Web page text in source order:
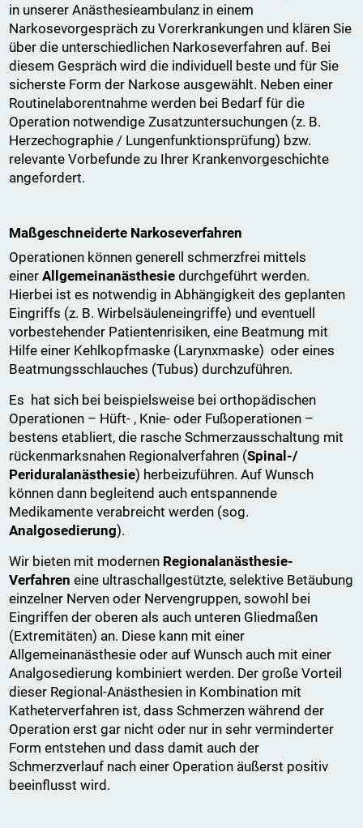
in unserer Anästhesieambulanz in einem
Narkosevorgespräch zu Vorerkrankungen und klären Sie
über die unterschiedlichen Narkoseverfahren auf. Bei
diesem Gespräch wird die individuell beste und für Sie
sicherste Form der Narkose ausgewählt. Neben einer
Routinelaborentnahme werden bei Bedarf für die
Operation notwendige Zusatzuntersuchungen (z. B.
Herzechographie / Lungenfunktionsprüfung) bzw.
relevante Vorbefunde zu Ihrer Krankenvorgeschichte
angefordert.
Maßgeschneiderte Narkoseverfahren
Operationen können generell schmerzfrei mittels
einerAllgemeinanästhesiedurchgeführt werden.
Hierbei ist es notwendig in Abhängigkeit des geplanten
Eingriffs (z. B. Wirbelsäuleneingriffe) und eventuell
vorbestehender Patientenrisiken, eine Beatmung mit
Hilfe einer Kehlkopfmaske (Larynxmaske) oder eines
Beatmungsschlauches (Tubus) durchzuführen.
Es hat sich bei beispielsweise bei orthopädischen
Operationen – Hüft- , Knie- oder Fußoperationen –
bestens etabliert, die rasche Schmerzausschaltung mit
rückenmarksnahen Regionalverfahren (Spinal-/
Periduralanästhesie) herbeizuführen. Auf Wunsch
können dann begleitend auch entspannende
Medikamente verabreicht werden (sog.
Analgosedierung).
Wir bieten mit modernen Regionalanästhesie-
Verfahren eine ultraschallgestützte, selektive Betäubung
einzelner Nerven oder Nervengruppen, sowohl bei
Eingriffen der oberen als auch unteren Gliedmaßen
(Extremitäten) an. Diese kann mit einer
Allgemeinanästhesie oder auf Wunsch auch mit einer
Analgosedierung kombiniert werden. Der große Vorteil
dieser Regional-Anästhesien in Kombination mit
Katheterverfahren ist, dass Schmerzen während der
Operation erst gar nicht oder nur in sehr verminderter
Form entstehen und dass damit auch der
Schmerzverlauf nach einer Operation äußerst positiv
beeinflusst wird.